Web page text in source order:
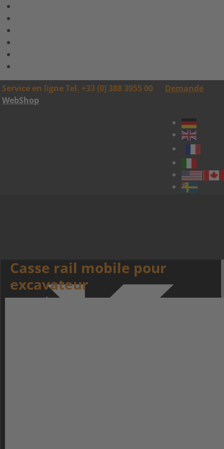
Service en ligne Tel. +33 (0) 388 3955 00
Demande
WebShop
Casse rail mobile pour
excavateur